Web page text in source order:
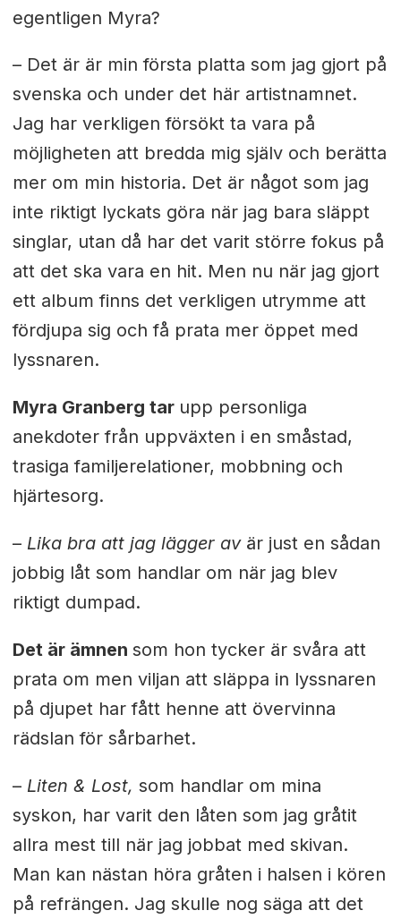
egentligen Myra?
– Det är är min första platta som jag gjort på
svenska och under det här artistnamnet.
Jag har verkligen försökt ta vara på
möjligheten att bredda mig själv och berätta
mer om min historia. Det är något som jag
inte riktigt lyckats göra när jag bara släppt
singlar, utan då har det varit större fokus på
att det ska vara en hit. Men nu när jag gjort
ett album finns det verkligen utrymme att
fördjupa sig och få prata mer öppet med
lyssnaren.
Myra Granberg tar upp personliga
anekdoter från uppväxten i en småstad,
trasiga familjerelationer, mobbning och
hjärtesorg.
– Lika bra att jag lägger av är just en sådan
jobbig låt som handlar om när jag blev
riktigt dumpad.
Det är ämnen som hon tycker är svåra att
prata om men viljan att släppa in lyssnaren
på djupet har fått henne att övervinna
rädslan för sårbarhet.
– Liten & Lost, som handlar om mina
syskon, har varit den låten som jag gråtit
allra mest till när jag jobbat med skivan.
Man kan nästan höra gråten i halsen i kören
på refrängen. Jag skulle nog säga att det